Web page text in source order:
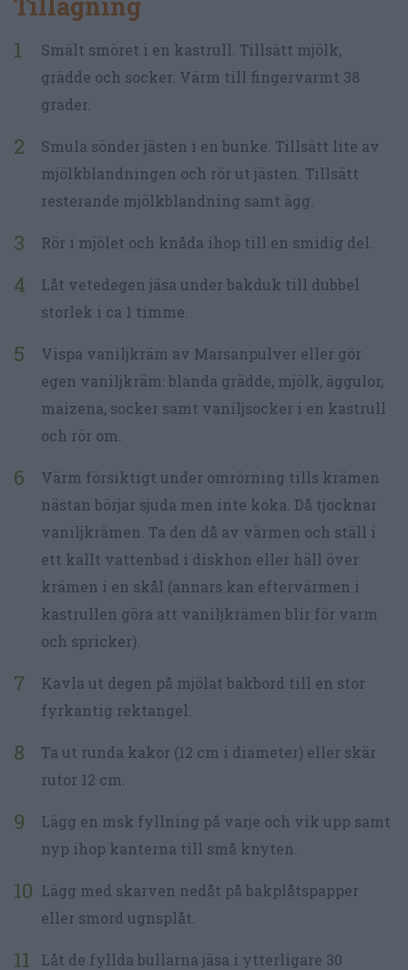
Smält smöret i en kastrull. Tillsätt mjölk,
grädde och socker. Värm till fingervarmt 38
grader.
Smula sönder jästen i en bunke. Tillsätt lite av
mjölkblandningen och rör ut jästen. Tillsätt
resterande mjölkblandning samt ägg.
Rör i mjölet och knåda ihop till en smidig del.
Låt vetedegen jäsa under bakduk till dubbel
storlek i ca 1 timme.
Vispa vaniljkräm av Marsanpulver eller gör
egen vaniljkräm: blanda grädde, mjölk, äggulor,
maizena, socker samt vaniljsocker i en kastrull
och rör om.
Värm försiktigt under omrörning tills krämen
nästan börjar sjuda men inte koka. Då tjocknar
vaniljkrämen. Ta den då av värmen och ställ i
ett kallt vattenbad i diskhon eller häll över
krämen i en skål (annars kan eftervärmen i
kastrullen göra att vaniljkrämen blir för varm
och spricker).
Kavla ut degen på mjölat bakbord till en stor
fyrkantig rektangel.
Ta ut runda kakor (12 cm i diameter) eller skär
rutor 12 cm.
Lägg en msk fyllning på varje och vik upp samt
nyp ihop kanterna till små knyten.
Lägg med skarven nedåt på bakplåtspapper
eller smord ugnsplåt.
Låt de fyllda bullarna jäsa i ytterligare 30